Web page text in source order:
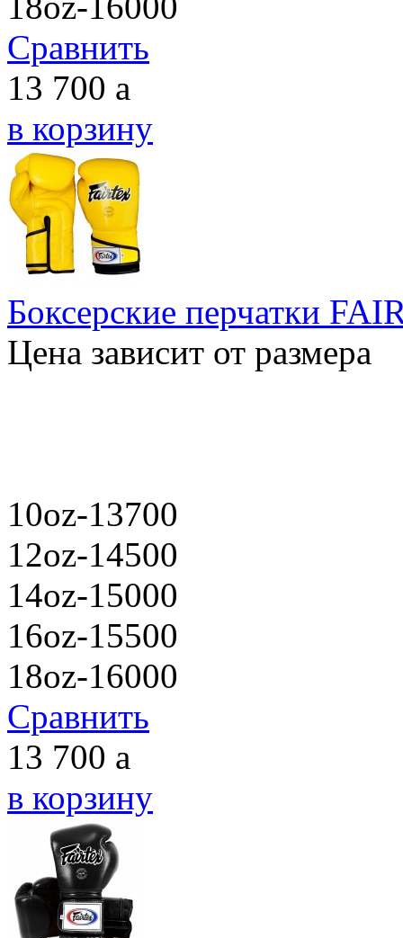
Сравнить
13 700 a
в корзину
Боксерские перчатки
Цена зависит от размера
10oz-13700
12oz-14500
14oz-15000
16oz-15500
18oz-16000
Сравнить
13 700 a
в корзину